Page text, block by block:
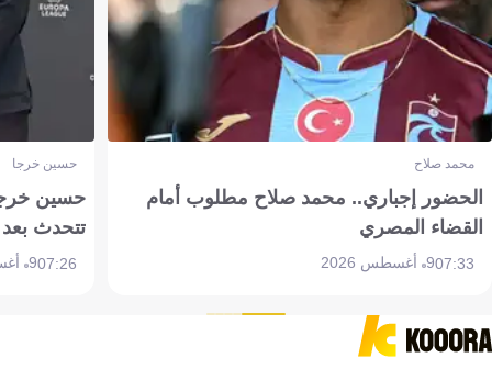
محمد صلاح
الحضور إجباري.. محمد صلاح مطلوب أمام
القضاء المصري
07:339 أغسطس 2026
حسين خرجا
حسين
تتحدث
07:269 أغسطس 2026